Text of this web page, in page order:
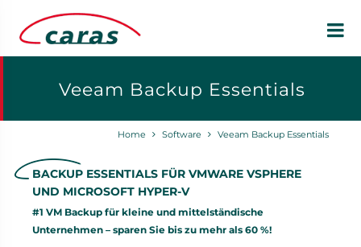
Veeam Backup Essentials
Home Software Veeam Backup Essentials
BACKUP ESSENTIALS FÜR VMWARE VSPHERE
UND MICROSOFT HYPER-V
#1 VM Backup für kleine und mittelständische
Unternehmen – sparen Sie bis zu mehr als 60 %!